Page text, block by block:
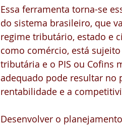
Essa ferramenta torna-se
do sistema brasileiro, que
regime tributário, estado e
como comércio, está
tributária e o PIS ou Cofins
adequado pode resultar no
rentabilidade e a
Desenvolver o